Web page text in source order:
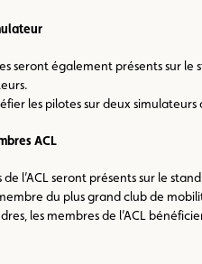
seront également présents sur
les pilotes sur deux
ACL
de l’ACL seront présents sur le
du plus grand club de
les membres de l’ACL